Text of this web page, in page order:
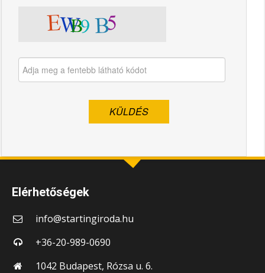
Elérhetőségek
info@startingiroda.hu
+36-20-989-0690
1042 Budapest, Rózsa u. 6.